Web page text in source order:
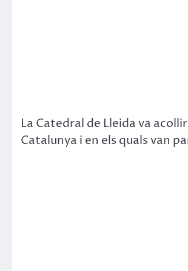
La Catedral de Lleida va
Catalunya i en els quals van